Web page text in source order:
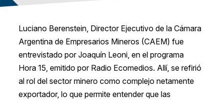
Luciano Berenstein, Director Ejecutivo de la Cámara
Argentina de Empresarios Mineros (CAEM) fue
entrevistado por Joaquín Leoni, en el programa
Hora 15, emitido por Radio Ecomedios. Allí, se refirió
al rol del sector minero como complejo netamente
exportador, lo que permite entender que las